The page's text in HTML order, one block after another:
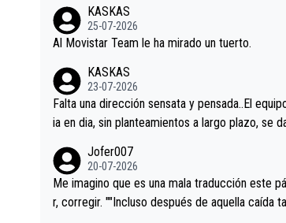
KASKAS
25-07-2026
Al Movistar Team le ha mirado un tuerto.
KASKAS
23-07-2026
Falta una dirección sensata y pensada..El
ia en dia, sin planteamientos a largo plazo, se
a, Minguez, Velez etc etc.Me da pena vivir
an tristes sin victorias.
Jofer007
20-07-2026
Me imagino que es una mala traducción este
r, corregir. ""Incluso después de aquella caída